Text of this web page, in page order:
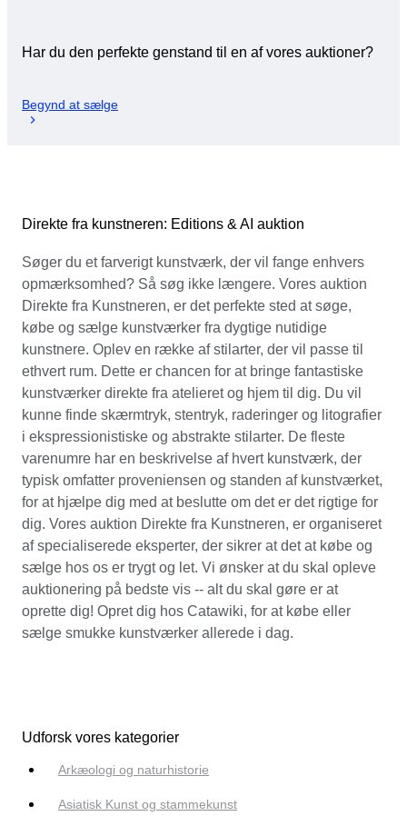
Har du den perfekte genstand til en af vores auktioner?
Begynd at sælge
Direkte fra kunstneren: Editions & AI auktion
Søger du et farverigt kunstværk, der vil fange enhvers
opmærksomhed? Så søg ikke længere. Vores auktion
Direkte fra Kunstneren, er det perfekte sted at søge,
købe og sælge kunstværker fra dygtige nutidige
kunstnere. Oplev en række af stilarter, der vil passe til
ethvert rum. Dette er chancen for at bringe fantastiske
kunstværker direkte fra atelieret og hjem til dig. Du vil
kunne finde skærmtryk, stentryk, raderinger og litografier
i ekspressionistiske og abstrakte stilarter. De fleste
varenumre har en beskrivelse af hvert kunstværk, der
typisk omfatter proveniensen og standen af kunstværket,
for at hjælpe dig med at beslutte om det er det rigtige for
dig. Vores auktion Direkte fra Kunstneren, er organiseret
af specialiserede eksperter, der sikrer at det at købe og
sælge hos os er trygt og let. Vi ønsker at du skal opleve
auktionering på bedste vis -- alt du skal gøre er at
oprette dig! Opret dig hos Catawiki, for at købe eller
sælge smukke kunstværker allerede i dag.
Udforsk vores kategorier
Arkæologi og naturhistorie
Asiatisk Kunst og stammekunst